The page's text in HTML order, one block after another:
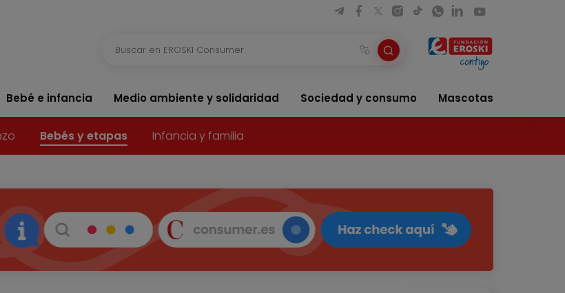
Bebé e infancia Medio ambiente y solidaridad Sociedad y consumo Mascotas
Bebés y etapas Infancia y familia